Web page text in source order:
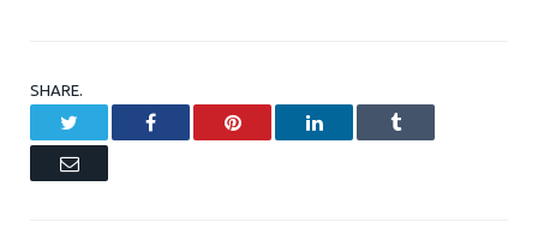
SHARE.
Facebook Pinterest LinkedIn Tumblr
Email